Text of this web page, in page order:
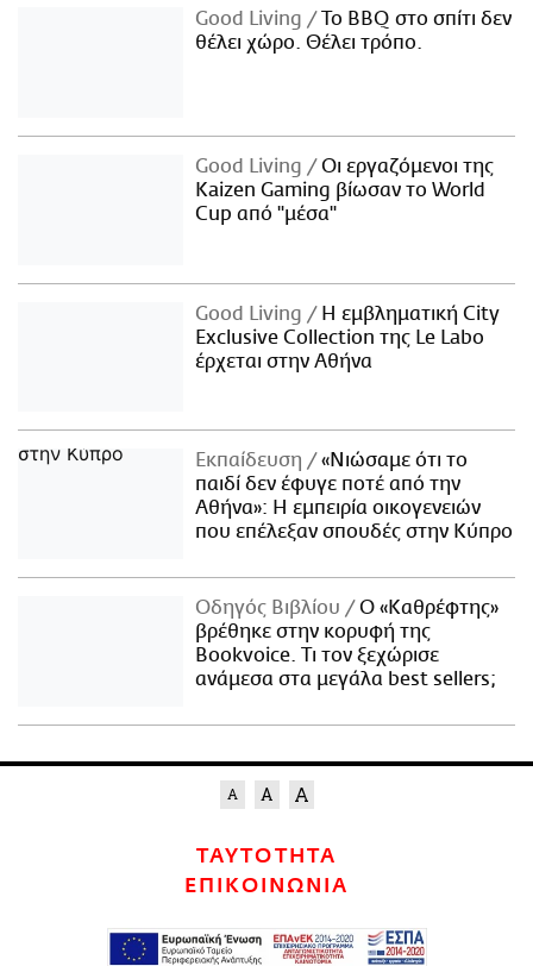
Good Living
Το BBQ στο σπίτι δεν
θέλει χώρο. Θέλει τρόπο.
Good Living
Οι εργαζόμενοι της
Kaizen Gaming βίωσαν το World
Cup από "μέσα"
Good Living
Η εμβληματική City
Exclusive Collection της Le Labo
έρχεται στην Αθήνα
Εκπαίδευση
«Νιώσαμε ότι το
παιδί δεν έφυγε ποτέ από την
Αθήνα»: Η εμπειρία οικογενειών
που επέλεξαν σπουδές στην Κύπρο
Οδηγός Βιβλίου
Ο «Καθρέφτης»
βρέθηκε στην κορυφή της
Bookvoice. Τι τον ξεχώρισε
ανάμεσα στα μεγάλα best sellers;
ΤΑΥΤΟΤΗΤΑ
ΕΠΙΚΟΙΝΩΝΙΑ